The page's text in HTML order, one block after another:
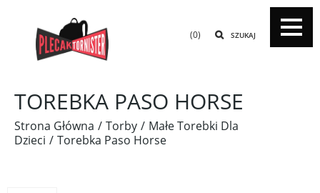
SZUKAJ
(0)
TOREBKA PASO HORSE
Strona Główna Torby
Małe Torebki Dla
Dzieci
Torebka Paso Horse